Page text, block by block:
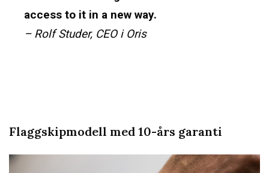
access to it in a new way.
– Rolf Studer, CEO i Oris
Flaggskipmodell med 10-års garanti